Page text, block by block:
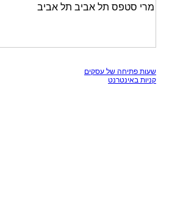
מרי סטפס תל אביב תל אביב
שעות פתיחה של עסקים
קניות באינטרנט